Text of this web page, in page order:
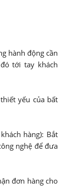
hành động cần
tới tay khách
yếu của bất
hàng): Bắt
nghệ để đưa
đơn hàng cho